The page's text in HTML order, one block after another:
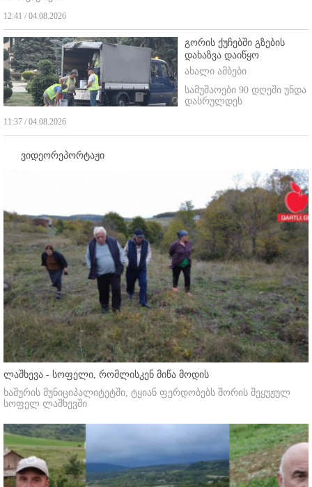
12:41 / 04.08.2026
გორის ქუჩებში გზების
დახაზვა დაიწყო
ახალი ამბები
სამუშაოები 90 დღეში უნდა
დასრულდეს
11:37 / 04.08.2026
ვიდეორეპორტაჟი
ლაშხევა - სოფელი, რომლისკენ მიწა მოდის
ხაშურის მუნიციპალიტეტში, ტყიან ფერდობებს შორის შეყუჟულ
სოფელ ლაშხევში